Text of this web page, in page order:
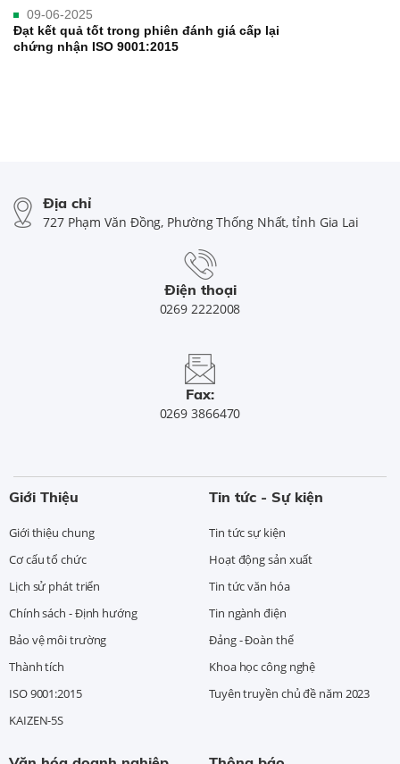
09-06-2025
Đạt kết quả tốt trong phiên đánh giá cấp lại
chứng nhận ISO 9001:2015
Địa chỉ
727 Phạm Văn Đồng, Phường Thống Nhất, tỉnh Gia Lai
Điện thoại
0269 2222008
Fax:
0269 3866470
Giới Thiệu
Giới thiệu chung
Cơ cấu tổ chức
Lịch sử phát triển
Chính sách - Định hướng
Bảo vệ môi trường
Thành tích
ISO 9001:2015
KAIZEN-5S
Tin tức - Sự kiện
Tin tức sự kiện
Hoạt động sản xuất
Tin tức văn hóa
Tin ngành điện
Đảng - Đoàn thể
Khoa học công nghệ
Tuyên truyền chủ đề năm 2023